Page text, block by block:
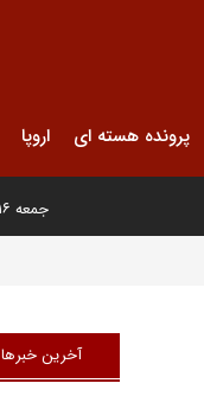
پرونده هسته ای اروپا
جمعه ۱۶ مرداد ۱۴۰۵
آخرین خبرها